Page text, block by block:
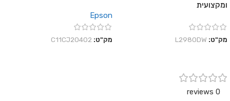
ומקצועית
מק"ט: L2980DW
Epson
מק"ט: C11CJ20402
0 reviews